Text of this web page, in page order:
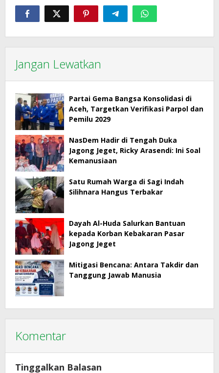
Jangan Lewatkan
Partai Gema Bangsa Konsolidasi di
Aceh, Targetkan Verifikasi Parpol dan
Pemilu 2029
NasDem Hadir di Tengah Duka
Jagong Jeget, Ricky Arasendi: Ini Soal
Kemanusiaan
Satu Rumah Warga di Sagi Indah
Silihnara Hangus Terbakar
Dayah Al-Huda Salurkan Bantuan
kepada Korban Kebakaran Pasar
Jagong Jeget
Mitigasi Bencana: Antara Takdir dan
Tanggung Jawab Manusia
Komentar
Tinggalkan Balasan